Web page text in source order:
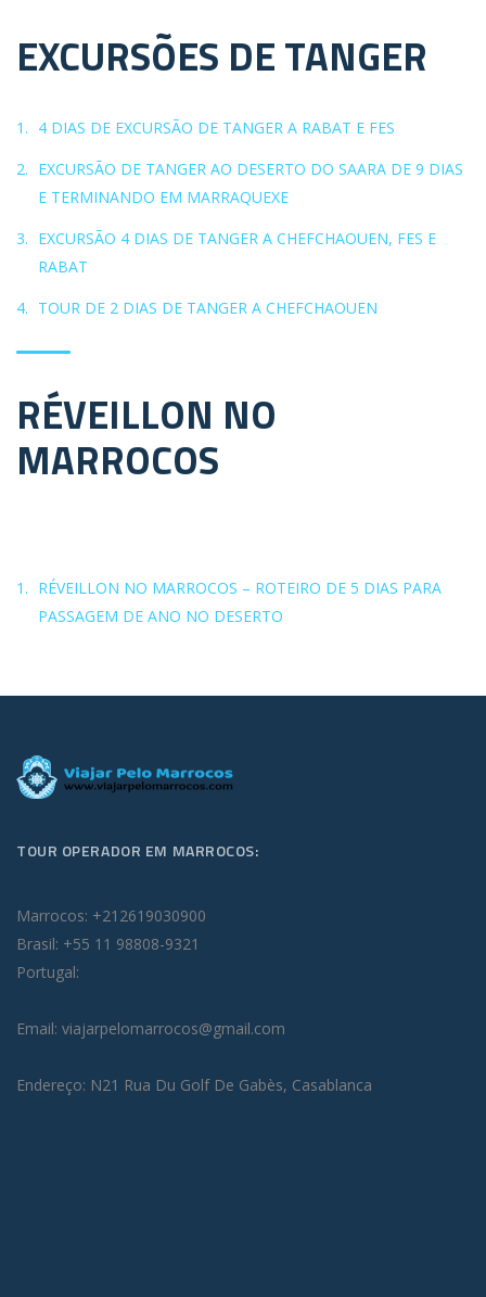
EXCURSÕES DE TANGER
4 DIAS DE EXCURSÃO DE TANGER A RABAT E FES
EXCURSÃO DE TANGER AO DESERTO DO SAARA DE 9 DIAS
E TERMINANDO EM MARRAQUEXE
EXCURSÃO 4 DIAS DE TANGER A CHEFCHAOUEN, FES E
RABAT
TOUR DE 2 DIAS DE TANGER A CHEFCHAOUEN
RÉVEILLON NO
MARROCOS
RÉVEILLON NO MARROCOS – ROTEIRO DE 5 DIAS PARA
PASSAGEM DE ANO NO DESERTO
TOUR OPERADOR EM MARROCOS:
Marrocos: +212619030900
Brasil: +55 11 98808-9321
Portugal:
Email: viajarpelomarrocos@gmail.com
Endereço: N21 Rua Du Golf De Gabès, Casablanca